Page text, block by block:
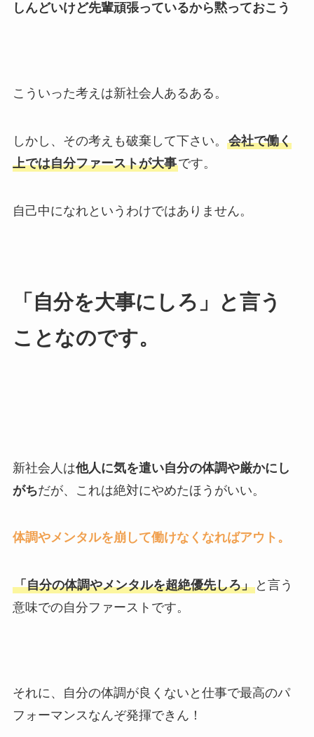
しんどいけど先輩頑張っているから黙っておこう
こういった考えは新社会人あるある。
しかし、その考えも破棄して下さい。 会社で働く
上では自分ファーストが大事です。
自己中になれというわけではありません。
「自分を大事にしろ」と言う
ことなのです。
新社会人は他人に気を遣い自分の体調や厳かにし
がちだが、これは絶対にやめたほうがいい。
体調やメンタルを崩して働けなくなればアウト。
「自分の体調やメンタルを超絶優先しろ」と言う
意味での自分ファーストです。
それに、自分の体調が良くないと仕事で最高のパ
フォーマンスなんぞ発揮できん！